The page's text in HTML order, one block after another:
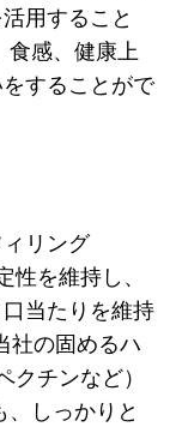
用すること
食感、健康上
することがで
リング
を維持し、
当たりを維持
社の固めるハ
チンなど）
しっかりと